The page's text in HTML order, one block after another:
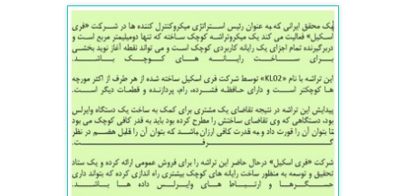
at
s
A
p
p
tt
er
c
e
b
o
o
k
ar
e